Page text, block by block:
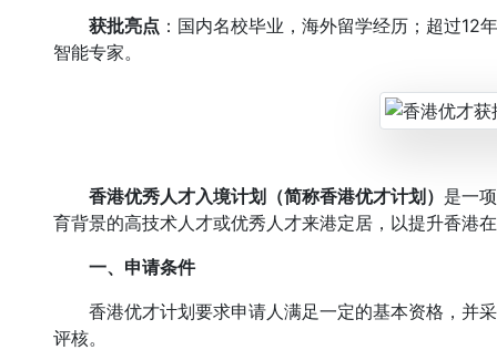
获批亮点 ：国内名校毕业，海外留学经历；超过12
智能专家。
香港优秀人才入境计划（简称香港优才计划） 是一
育背景的高技术人才或优秀人才来港定居，以提升香港
一、申请条件
香港优才计划要求申请人满足一定的基本资格，并采
评核。